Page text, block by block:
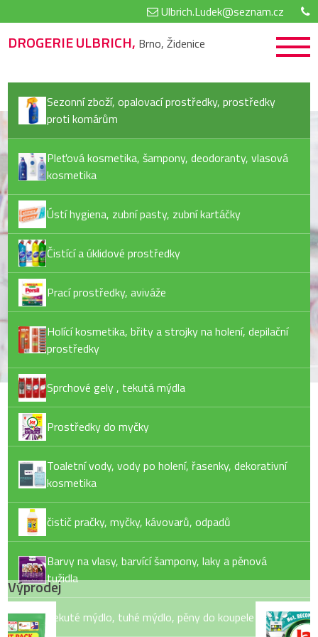
Ulbrich.Ludek@seznam.cz
DROGERIE ULBRICH, Brno, Židenice
Sezonní zboží, opalovací prostředky, prostředky
proti komárům
Pleťová kosmetika, šampony, deodoranty, vlasová
kosmetika
Ústí hygiena, zubní pasty, zubní kartáčky
Čistící a úklidové prostředky
Prací prostředky, aviváže
Holící kosmetika, břity a strojky na holení, depilační
prostředky
Sprchové gely , tekutá mýdla
Prostředky do myčky
Toaletní vody, vody po holení, řasenky, dekorativní
kosmetika
čistič pračky, myčky, kávovarů, odpadů
Barvy na vlasy, barvící šampony, laky a pěnová
tužidla
Tekuté mýdlo, tuhé mýdlo, pěny do koupele
Výprodej